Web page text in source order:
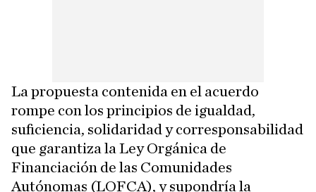
La propuesta contenida en el acuerdo
rompe con los principios de igualdad,
suficiencia, solidaridad y corresponsabilidad
que garantiza la Ley Orgánica de
Financiación de las Comunidades
Autónomas (LOFCA), y supondría la